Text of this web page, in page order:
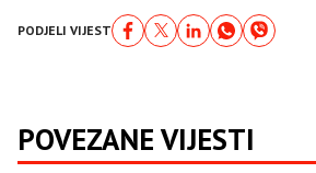
PODJELI VIJEST
POVEZANE VIJESTI